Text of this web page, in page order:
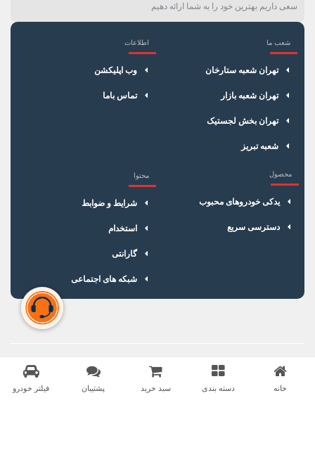
خانه دسته بندی سبد خرید پشتیبان فیلتر خودرو
سعی داریم بهترین خود را به شما ارائه دهیم
شعب ما
تهران شعبه ستارخان
تهران شعبه بازار
تهران بخش لجستیک
شعبه تبریز
اطلاعات
وب اپلیکشن
تماس باما
محصول
یدکی خودروهای محبوب
دسترسی سریع
محتوا
شرایط و ضوابط
استخدام
گارانتی
شبکه های اجتماعی
×